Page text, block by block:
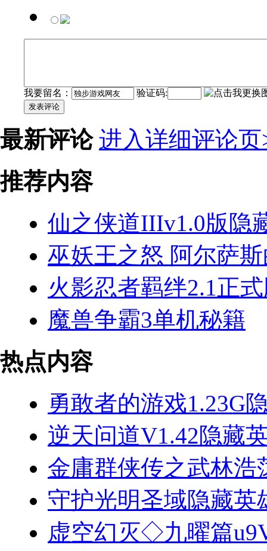
我要留名： 验证码:
发表评论
最新评论 进入详细评论页
推荐内容
仙之侠道IIIv1.0版隐
巫妖王之怒 阿尔萨
火影忍者羁绊2.1正
魔兽争霸3单机秘籍
热点内容
勇敢者的游戏1.23G
逆天问道V1.42隐藏
金庸群侠传之武林浩
守护光明圣域隐藏英
虚空幻灭◇九曜篇